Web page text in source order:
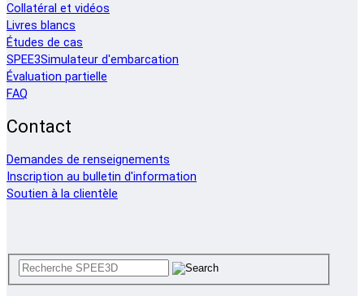
Collatéral et vidéos
Livres blancs
Études de cas
SPEE3Simulateur d'embarcation
Évaluation partielle
FAQ
Contact
Demandes de renseignements
Inscription au bulletin d'information
Soutien à la clientèle